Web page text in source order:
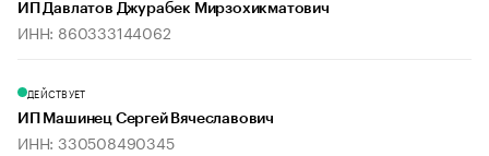
ИП Давлатов Джурабек Мирзохикматович
ИНН: 860333144062
ДЕЙСТВУЕТ
ИП Машинец Сергей Вячеславович
ИНН: 330508490345